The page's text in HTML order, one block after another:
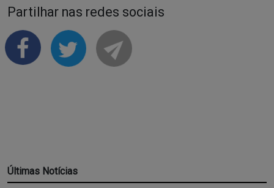
Partilhar nas redes sociais
Últimas Notícias